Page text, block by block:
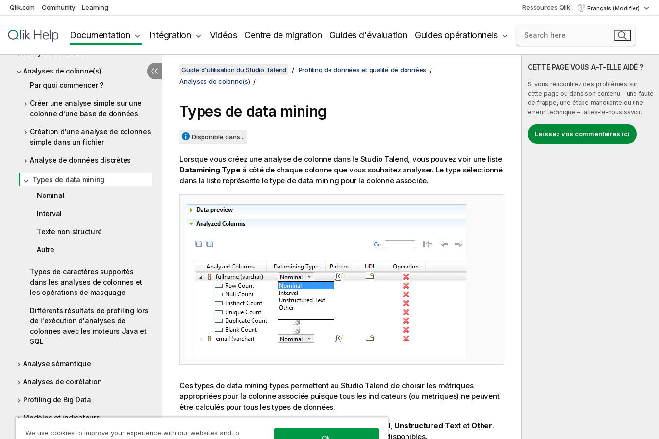
Qlik.com Community Learning Ressources Qlik Français (Modifier)
Documentation Intégration Vidéos Centre de migration Guides d'évaluation Guides opérationnels
Profiling du contenu d'une base de
données
Analyses de redondance
Analyses de tables
Analyses de colonne(s)
Par quoi commencer ?
Créer une analyse simple sur une
colonne d'une base de données
Création d'une analyse de colonnes
simple dans un fichier
Analyse de données discrètes
Types de data mining
Nominal
Interval
Texte non structuré
Autre
Types de caractères supportés
dans les analyses de colonnes et
les opérations de masquage
Différents résultats de profiling lors
de l'exécution d'analyses de
colonnes avec les moteurs Java et
SQL
Analyse sémantique
Analyses de corrélation
Profiling de Big Data
Modèles et indicateurs
Rapports
CETTE PAGE VOUS A-T-ELLE AIDÉ ?
Si vous rencontrez des problèmes sur
cette page ou dans son contenu – une faute
de frappe, une étape manquante ou une
erreur technique – faites-le-nous savoir.
Laissez vos commentaires ici
Guide d'utilisation du Studio Talend
Profiling de données et qualité de données
Analyses de colonne(s)
Types de data mining
Disponible dans...
Lorsque vous créez une analyse de colonne dans le Studio Talend, vous pouvez voir une liste
Datamining Type à côté de chaque colonne que vous souhaitez analyser. Le type sélectionné
dans la liste représente le type de data mining pour la colonne associée.
Ces types de data mining types permettent au Studio Talend de choisir les métriques
appropriées pour la colonne associée puisque tous les indicateurs (ou métriques) ne peuvent
être calculés pour tous les types de données.
Interval, Unstructured Text et Other.
Les sections ci-dessous décrivent les types de data mining disponibles.
We use cookies to improve your experience with our websites and to